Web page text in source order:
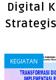
Digital
KEGIATAN